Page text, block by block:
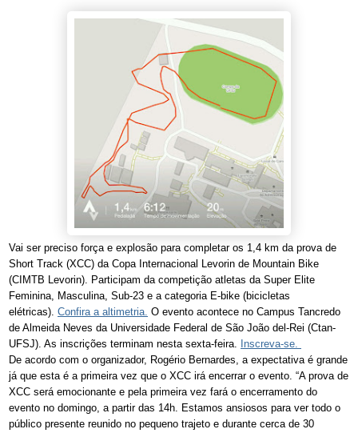
Vai ser preciso força e explosão para completar os 1,4 km da prova de
Short Track (XCC) da Copa Internacional Levorin de Mountain Bike
(CIMTB Levorin). Participam da competição atletas da Super Elite
Feminina, Masculina, Sub-23 e a categoria E-bike (bicicletas
elétricas). Confira a altimetria. O evento acontece no Campus Tancredo
de Almeida Neves da Universidade Federal de São João del-Rei (Ctan-
UFSJ). As inscrições terminam nesta sexta-feira. Inscreva-se.
De acordo com o organizador, Rogério Bernardes, a expectativa é grande
já que esta é a primeira vez que o XCC irá encerrar o evento. “A prova de
XCC será emocionante e pela primeira vez fará o encerramento do
evento no domingo, a partir das 14h. Estamos ansiosos para ver todo o
público presente reunido no pequeno trajeto e durante cerca de 30